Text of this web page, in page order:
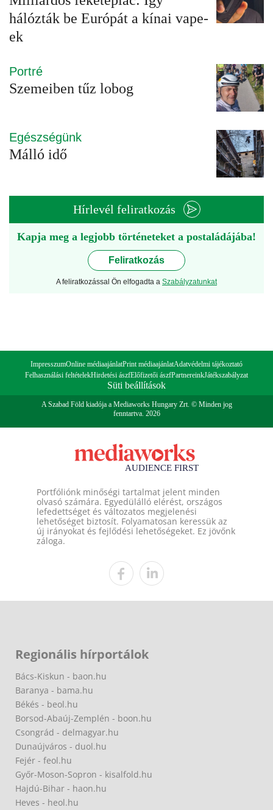
hálózták be Európát a kínai vape-
ek
Portré
Szemeiben tűz lobog
Egészségünk
Málló idő
Hírlevél feliratkozás
Kapja meg a legjobb történeteket a postaládájába!
Feliratkozás
A feliratkozással Ön elfogadta a Szabályzatunkat
ImpresszumOnline médiaajánlatPrint médiaajánlatAdatvédelmi tájékoztató
Felhasználási feltételekHirdetési ászfElőfizetői ászfPartnereinkJátékszabályzat
Süti beállítások
A Szabad Föld kiadója a Mediaworks Hungary Zrt. © Minden jog
fenntartva. 2026
Portfóliónk minőségi tartalmat jelent minden
olvasó számára. Egyedülálló elérést, országos
lefedettséget és változatos megjelenési
lehetőséget biztosít. Folyamatosan keressük az
új irányokat és fejlődési lehetőségeket. Ez jövőnk
záloga.
Regionális hírportálok
Bács-Kiskun - baon.hu
Baranya - bama.hu
Békés - beol.hu
Borsod-Abaúj-Zemplén - boon.hu
Csongrád - delmagyar.hu
Dunaújváros - duol.hu
Fejér - feol.hu
Győr-Moson-Sopron - kisalfold.hu
Hajdú-Bihar - haon.hu
Heves - heol.hu